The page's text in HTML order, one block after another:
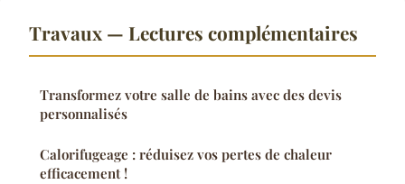
Travaux — Lectures complémentaires
Transformez votre salle de bains avec des devis
personnalisés
Calorifugeage : réduisez vos pertes de chaleur
efficacement !